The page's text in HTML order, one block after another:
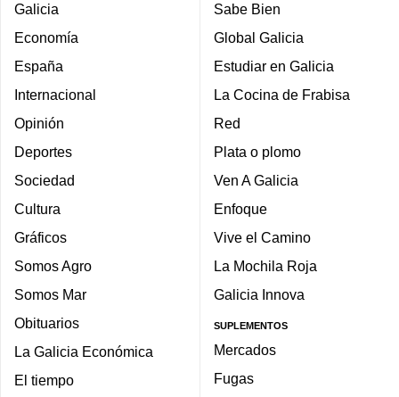
Galicia
Economía
España
Internacional
Opinión
Deportes
Sociedad
Cultura
Gráficos
Somos Agro
Somos Mar
Obituarios
La Galicia Económica
El tiempo
Sabe Bien
Global Galicia
Estudiar en Galicia
La Cocina de Frabisa
Red
Plata o plomo
Ven A Galicia
Enfoque
Vive el Camino
La Mochila Roja
Galicia Innova
SUPLEMENTOS
Mercados
Fugas